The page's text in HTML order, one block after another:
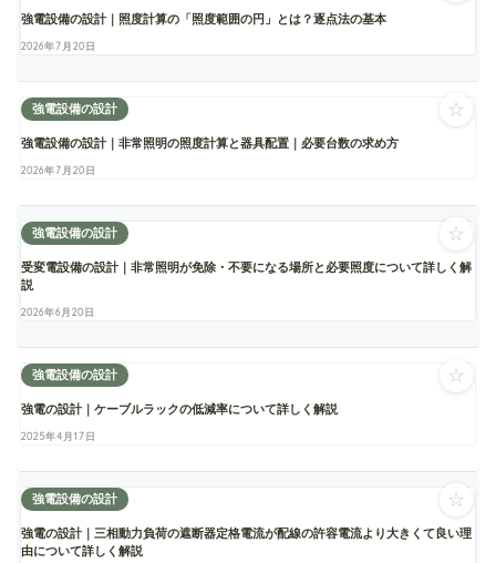
強電設備の設計｜照度計算の「照度範囲の円」とは？逐点法の基本
2026年7月20日
強電設備の設計
強電設備の設計｜非常照明の照度計算と器具配置｜必要台数の求め方
2026年7月20日
☆
強電設備の設計
受変電設備の設計｜非常照明が免除・不要になる場所と必要照度について詳しく解
説
2026年6月20日
☆
強電設備の設計
強電の設計｜ケーブルラックの低減率について詳しく解説
2025年4月17日
☆
強電設備の設計
強電の設計｜三相動力負荷の遮断器定格電流が配線の許容電流より大きくて良い理
由について詳しく解説
☆